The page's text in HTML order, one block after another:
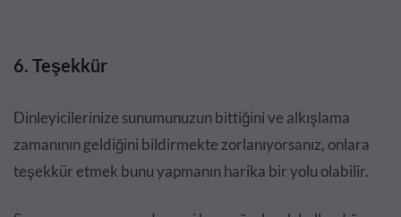
6. Teşekkür
Dinleyicilerinize sunumunuzun bittiğini ve alkışlama
zamanının geldiğini bildirmekte zorlanıyorsanız, onlara
teşekkür etmek bunu yapmanın harika bir yolu olabilir.